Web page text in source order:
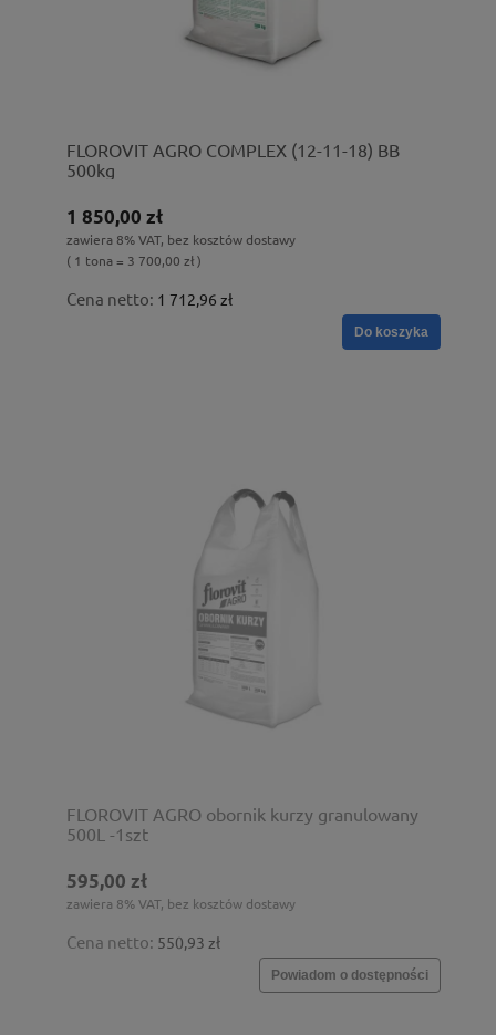
FLOROVIT AGRO COMPLEX (12-11-18) BB
500kg
1 850,00 zł
zawiera 8% VAT, bez kosztów dostawy
( 1 tona = 3 700,00 zł )
Cena netto: 1 712,96 zł
Do koszyka
FLOROVIT AGRO obornik kurzy granulowany
500L -1szt
595,00 zł
zawiera 8% VAT, bez kosztów dostawy
Cena netto: 550,93 zł
Powiadom o dostępności